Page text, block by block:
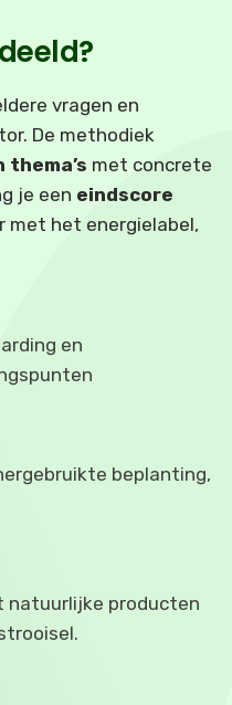
vragen en
De methodiek
thema’s met concrete
je een eindscore
met het energielabel,
en
beplanting,
natuurlijke producten